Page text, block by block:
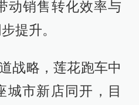
动销售转化效率与
提升。
战略，莲花跑车中
城市新店同开，目